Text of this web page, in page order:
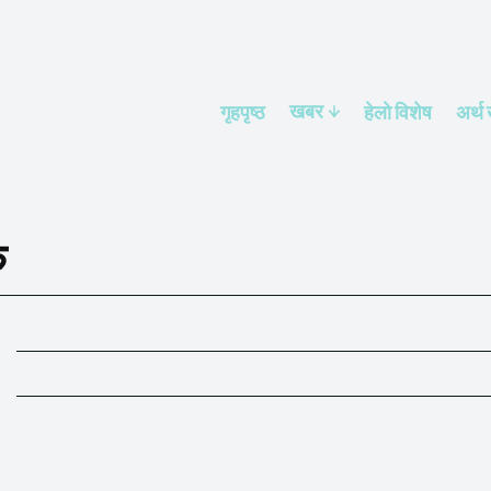
गृहपृष्ठ खबर हेलाे विशेष अर्थ